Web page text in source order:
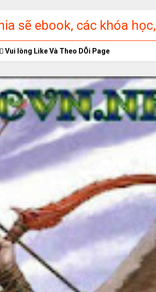
sẽ ebook, các khóa học,
miễn phí
Vui lòng Like Và Theo DÕi Page